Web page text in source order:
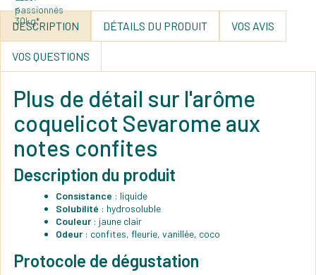
DESCRIPTION DÉTAILS DU PRODUIT VOS AVIS
VOS QUESTIONS
Plus de détail sur l'arôme
coquelicot Sevarome aux
notes confites
Description du produit
Consistance : liquide
Solubilité : hydrosoluble
Couleur: jaune clair
Odeur: confites, fleurie, vanillée, coco
Protocole de dégustation